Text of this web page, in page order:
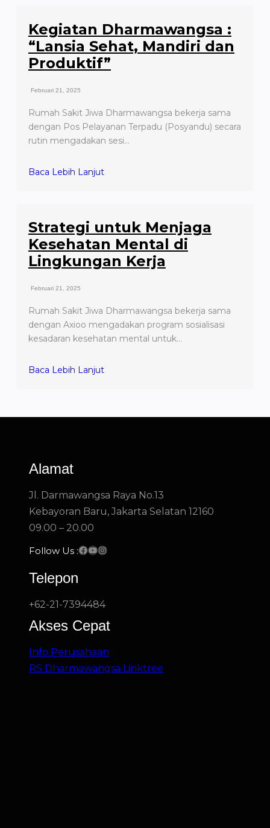
Kegiatan Dharmawangsa :
“Lansia Sehat, Mandiri dan
Produktif”
Februari 21, 2025
Rumah Sakit Jiwa Dharmawangsa bekerja sama
dengan Pos Pelayanan Terpadu (Posyandu) secara
rutin mengadakan sesi…
Baca Lebih Lanjut
Strategi untuk Menjaga
Kesehatan Mental di
Lingkungan Kerja
Februari 21, 2025
Rumah Sakit Jiwa Dharmawangsa bekerja sama
dengan Axioo mengadakan program sosialisasi
kesadaran kesehatan mental untuk…
Baca Lebih Lanjut
Alamat
Jl. Darmawangsa Raya No.13
Kebayoran Baru, Jakarta Selatan 12160
09.00 – 20.00
Follow Us :Facebook YouTube Instagram
Telepon
+62-21-7394484
Akses Cepat
Info Perusahaan
RS Dharmawangsa Linktree